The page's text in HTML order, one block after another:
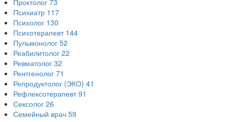
Психиатр 117
Психолог 130
Психотерапевт 144
Пульмонолог 52
Реабилитолог 22
Ревматолог 32
Рентгенолог 71
Репродуктолог (ЭКО) 41
Рефлексотерапевт 91
Сексолог 26
Семейный врач 59